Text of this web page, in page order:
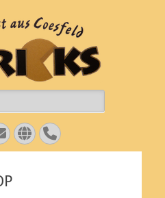
Käsepezialitäten
Hericks
Website
Telefon